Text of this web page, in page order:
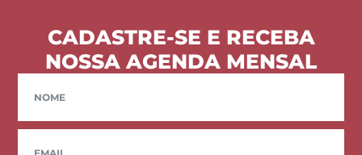
CADASTRE-SE E RECEBA
NOSSA AGENDA MENSAL